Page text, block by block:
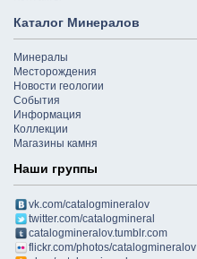
Каталог Минералов
Минералы
Месторождения
Новости геологии
События
Информация
Коллекции
Магазины камня
Наши группы
vk.com/catalogmineralov
twitter.com/catalogmineral
catalogmineralov.tumblr.com
flickr.com/photos/catalogmineralov